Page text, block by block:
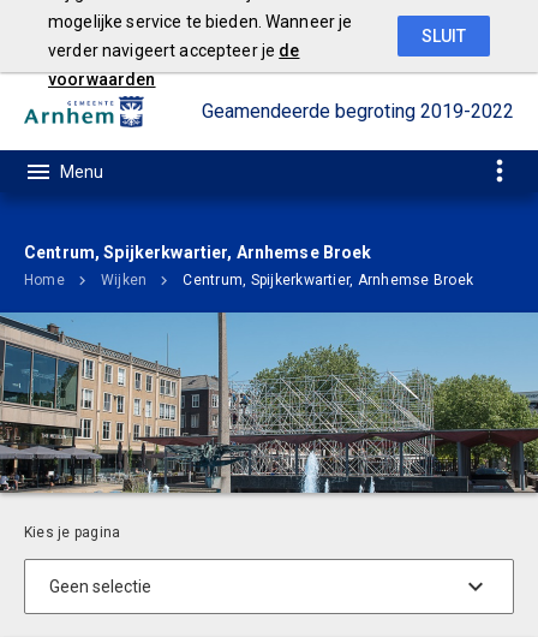
Geamendeerde begroting 2019-2022
Centrum, Spijkerkwartier, Arnhemse Broek
Home Wijken Centrum, Spijkerkwartier, Arnhemse Broek
mogelijke service te bieden. Wanneer je
verder navigeert accepteer je de
voorwaarden
SLUIT